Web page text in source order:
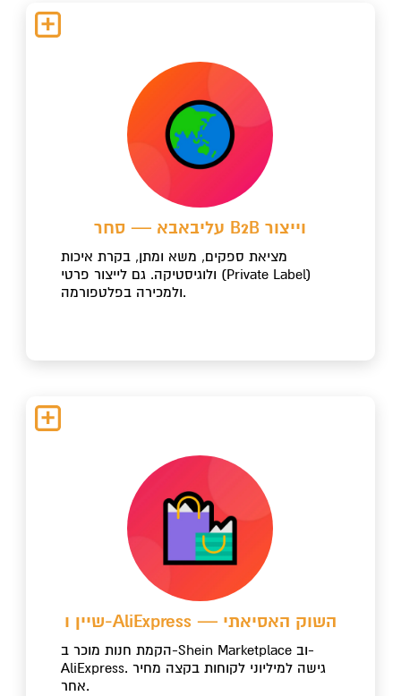
עליבאבא — סחר B2B וייצור
מציאת ספקים, משא ומתן, בקרת איכות
ולוגיסטיקה. גם לייצור פרטי (Private Label)
ולמכירה בפלטפורמה.
שיין ו-AliExpress — השוק האסיאתי
הקמת חנות מוכר ב-Shein Marketplace וב-
AliExpress. גישה למיליוני לקוחות בקצה מחיר
אחר.